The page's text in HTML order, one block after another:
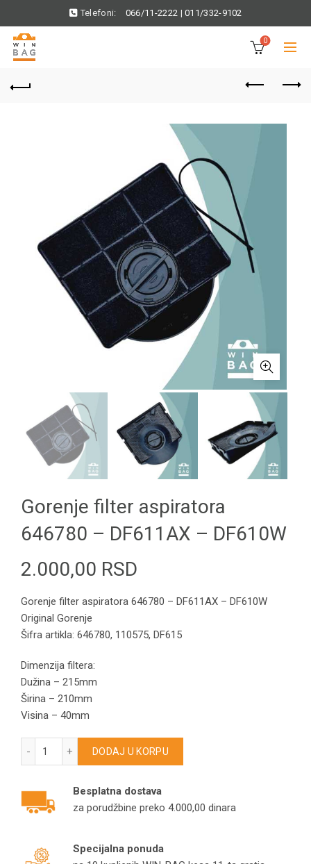
Telefoni: 066/11-2222 |011/332-9102
0
Gorenje filter aspiratora
646780 – DF611AX – DF610W
2.000,00 RSD
Gorenje filter aspiratora 646780 – DF611AX – DF610W
Original Gorenje
Šifra artikla: 646780, 110575, DF615
Dimenzija filtera:
Dužina – 215mm
Širina – 210mm
Visina – 40mm
Gorenje filter aspiratora 646780 – DF611AX – DF610W
DODAJ U KORPU
Besplatna dostava
za porudžbine preko 4.000,00 dinara
Specijalna ponuda